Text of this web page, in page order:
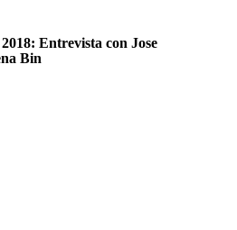
Entrevista con Jose
Bin